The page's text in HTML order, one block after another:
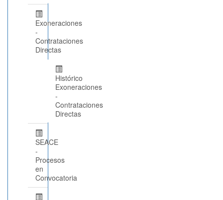
Exoneraciones
-
Contrataciones
Directas
Histórico
Exoneraciones
-
Contrataciones
Directas
SEACE
-
Procesos
en
Convocatoria